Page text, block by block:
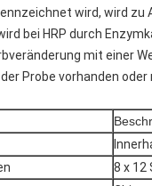
wird, wird
bei HRP durch
mit einer
Probe vorhanden oder
8 x 12